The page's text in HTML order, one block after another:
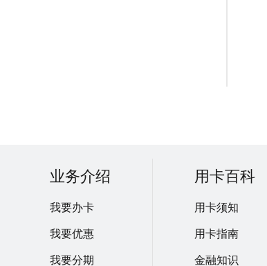
业务介绍
我要办卡
我要优惠
我要分期
用卡百科
用卡须知
用卡指南
金融知识